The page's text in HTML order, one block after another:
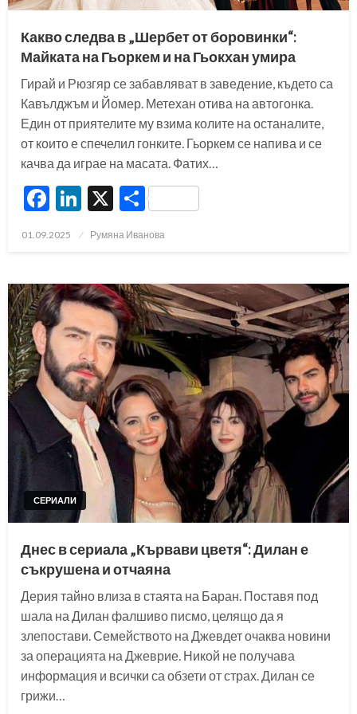
Какво следва в „Шербет от боровинки“:
Майката на Гьоркем и на Гьокхан умира
Гирай и Рюзгяр се забавляват в заведение, където са
Кавълджъм и Йомер. Метехан отива на автогонка.
Един от приятелите му взима колите на останалите,
от които е спечелил гонките. Гьоркем се напива и се
качва да играе на масата. Фатих…
Facebook
LinkedIn
X Share
Posted
01.09.2025 Румяна Иванова
СЕРИАЛИ
Днес в сериала „Кървави цветя“: Дилан е
съкрушена и отчаяна
Дерия тайно влиза в стаята на Баран. Поставя под
шала на Дилан фалшиво писмо, целящо да я
злепостави. Семейството на Джевдет очаква новини
за операцията на Джеврие. Никой не получава
информация и всички са обзети от страх. Дилан се
грижи…